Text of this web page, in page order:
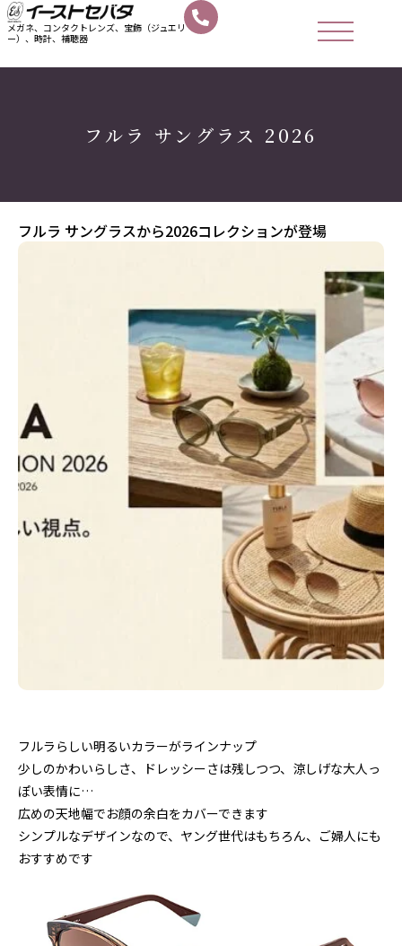
メガネ、コンタクトレンズ、宝飾（ジュエリ
ー）、時計、補聴器
フルラ サングラス 2026
フルラ サングラスから2026コレクションが登場
フルラらしい明るいカラーがラインナップ
少しのかわいらしさ、ドレッシーさは残しつつ、涼しげな大人っ
ぽい表情に…
広めの天地幅でお顔の余白をカバーできます
シンプルなデザインなので、ヤング世代はもちろん、ご婦人にも
おすすめです